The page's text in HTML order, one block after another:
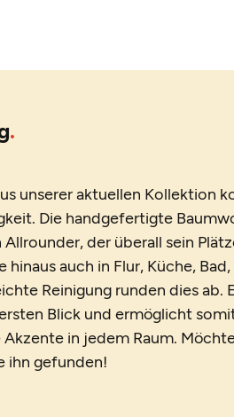
unserer aktuellen Kollektion
Die handgefertigte
der überall sein
auch in Flur, Küche,
Reinigung runden dies ab.
Blick und ermöglicht
in jedem Raum.
ihn gefunden!